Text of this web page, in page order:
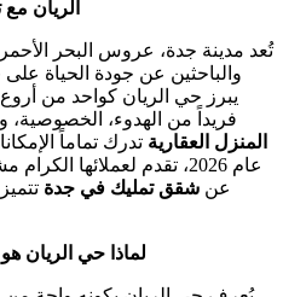
الريان مع
تُعد مدينة جدة، عروس البحر
والباحثين عن جودة الحياة
يبرز حي الريان كواحد من أروع
فريداً من الهدوء،
المنزل العقارية تدرك تماماً
عام 2026، تقدم لعملائها
عن شقق تمليك في جدة
لماذا حي الريان هو